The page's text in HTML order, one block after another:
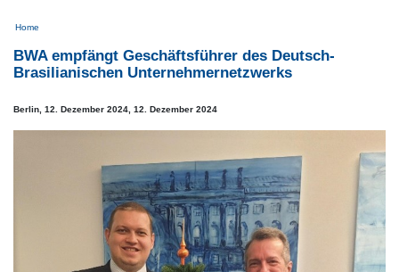
Pfadnavigation
Home
BWA empfängt Geschäftsführer des Deutsch-
Brasilianischen Unternehmernetzwerks
Berlin, 12. Dezember 2024, 12. Dezember 2024